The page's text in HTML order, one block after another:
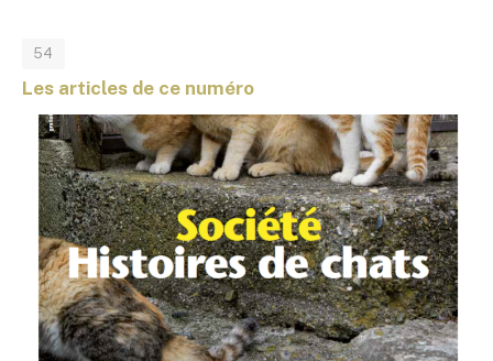
54
Les articles de ce numéro